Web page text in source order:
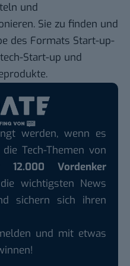
und
Sie zu finden und
des Formats Start-up-
Start-up und
werden, wenn es
Tech-Themen von
12.000 Vordenker
wichtigsten News
sichern sich ihren
und mit etwas